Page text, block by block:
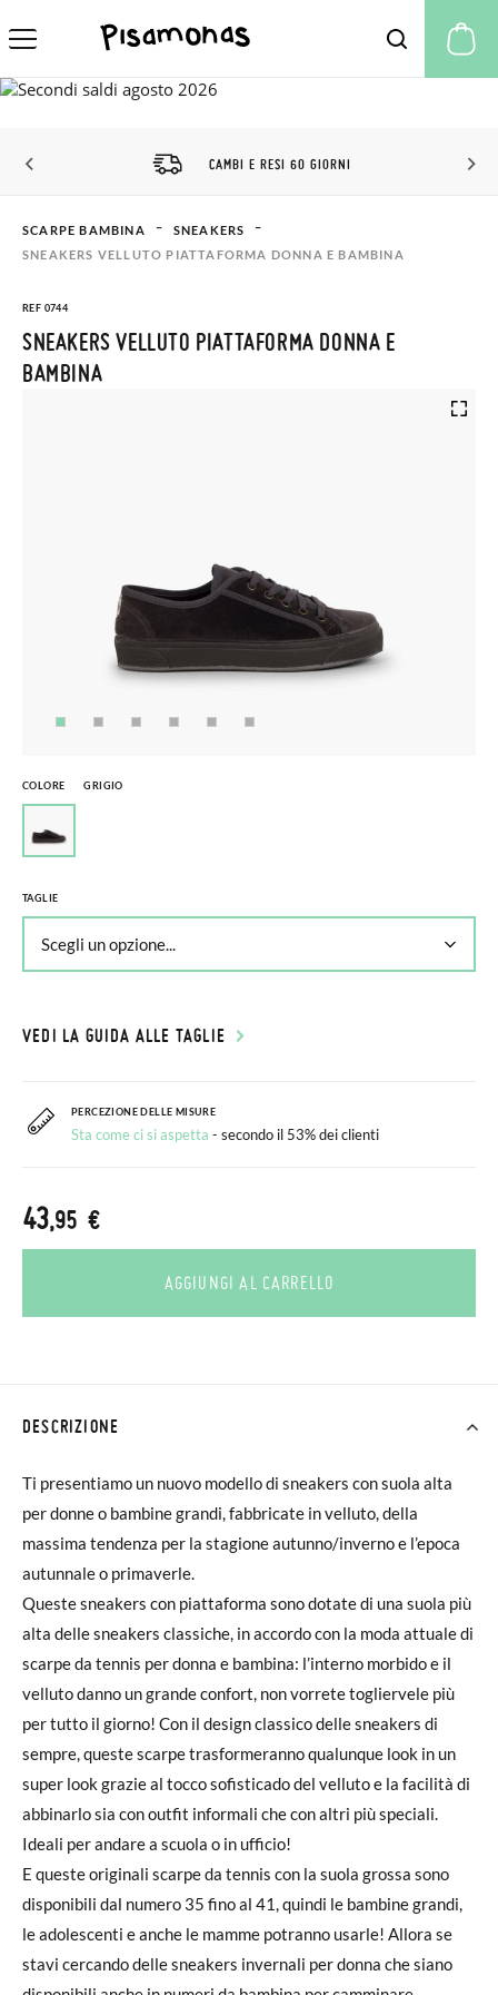
CAMBI E RESI 60 GIORNI
SCARPE BAMBINA
SNEAKERS
SNEAKERS VELLUTO PIATTAFORMA DONNA E BAMBINA
REF 0744
SNEAKERS VELLUTO PIATTAFORMA DONNA E
BAMBINA
COLORE GRIGIO
TAGLIE
VEDI LA GUIDA ALLE TAGLIE
PERCEZIONE DELLE MISURE
Sta come ci si aspetta - secondo il 53% dei clienti
43,95 €
AGGIUNGI AL CARRELLO
DESCRIZIONE
Ti presentiamo un nuovo modello di sneakers con suola alta
per donne o bambine grandi, fabbricate in velluto, della
massima tendenza per la stagione autunno/inverno e l’epoca
autunnale o primaverle.
Queste sneakers con piattaforma sono dotate di una suola più
alta delle sneakers classiche, in accordo con la moda attuale di
scarpe da tennis per donna e bambina: l’interno morbido e il
velluto danno un grande confort, non vorrete togliervele più
per tutto il giorno! Con il design classico delle sneakers di
sempre, queste scarpe trasformeranno qualunque look in un
super look grazie al tocco sofisticado del velluto e la facilità di
abbinarlo sia con outfit informali che con altri più speciali.
Ideali per andare a scuola o in ufficio!
E queste originali scarpe da tennis con la suola grossa sono
disponibili dal numero 35 fino al 41, quindi le bambine grandi,
le adolescenti e anche le mamme potranno usarle! Allora se
stavi cercando delle sneakers invernali per donna che siano